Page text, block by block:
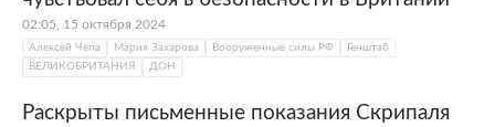
02:05, 15 октября 2024
Алексей Чепа Мария Захарова Вооруженные силы РФ
Генштаб
ВЕЛИКОБРИТАНИЯ
ДОН
Раскрыты письменные показания Скрипаля